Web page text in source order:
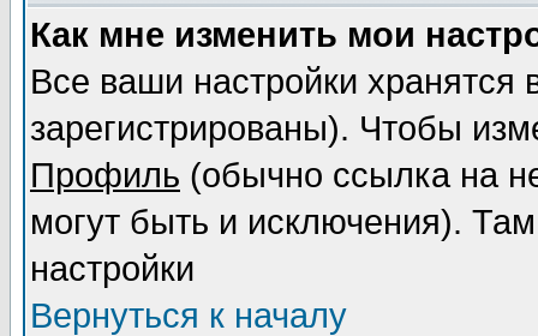
Как мне изменить мои
Все ваши настройки
зарегистрированы). Чтобы
Профиль (обычно ссылка на
могут быть и исключения).
настройки
Вернуться к началу